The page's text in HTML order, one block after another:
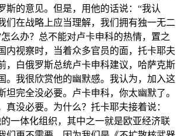
斯的意见。但是，用他的话说：“我认
们在战略上应当理解，我们拥有独一无二
么办？总不能对卢卡申科的热情，置之
内视察时，当着众多官员的面，托卡耶夫
，白俄罗斯总统卢卡申科建议，哈萨克斯
。我很欣赏他的幽默感。我认为，加入这
坦完全没必要。卢卡申科，你太幽默了。
真没必要。为什么？托卡耶夫接着说：
一体化组织，其中之一就是欧亚经济联